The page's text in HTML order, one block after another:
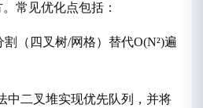
常见优化点包括：
（四叉树/网格）替代O(N²)遍
中二叉堆实现优先队列，并将